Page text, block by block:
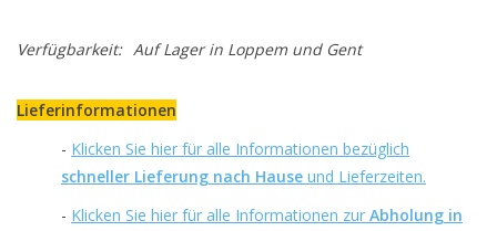
Verfügbarkeit: Auf Lagerin Loppem und Gent
Lieferinformationen
- Klicken Sie hier für alle Informationen bezüglich
schneller Lieferung nach Hause und Lieferzeiten.
- Klicken Sie hier für alle Informationen zur Abholung in